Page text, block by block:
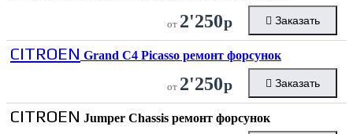
от 2'250р Заказать
CITROEN Grand C4 Picasso ремонт форсунок
от 2'250р Заказать
CITROEN Jumper Chassis ремонт форсунок